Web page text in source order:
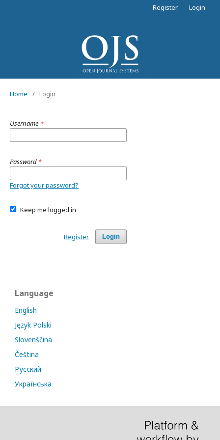
Register Login
Home / Login
Username *
Password *
Forgot your password?
Keep me logged in
Login
Register
Language
English
Język Polski
Slovenščina
Čeština
Русский
Українська